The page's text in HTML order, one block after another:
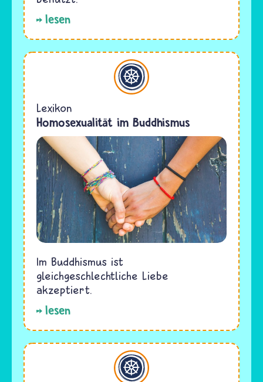
lesen
Buddhismus
Lexikon
Homosexualität im Buddhismus
Im Buddhismus ist
gleichgeschlechtliche Liebe
akzeptiert.
lesen
Buddhismus